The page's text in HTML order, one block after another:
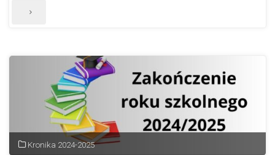
"E-
Kronika 2024-2025